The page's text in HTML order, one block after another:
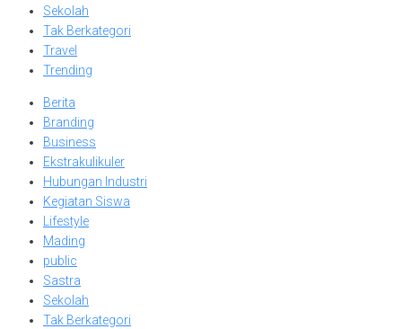
Sekolah
Tak Berkategori
Travel
Trending
Berita
Branding
Business
Ekstrakulikuler
Hubungan Industri
Kegiatan Siswa
Lifestyle
Mading
public
Sastra
Sekolah
Tak Berkategori